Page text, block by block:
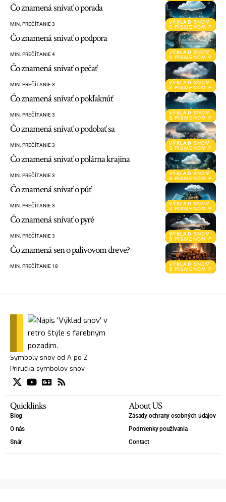
VÝKLAD SNOV
S PÍSMENOM P
Čo znamená snívať o porada
MIN. PREČÍTANIE 3
VÝKLAD SNOV
S PÍSMENOM P
Čo znamená snívať o podpora
MIN. PREČÍTANIE 4
VÝKLAD SNOV
S PÍSMENOM P
Čo znamená snívať o pečať
MIN. PREČÍTANIE 3
VÝKLAD SNOV
S PÍSMENOM P
Čo znamená snívať o pokľaknúť
MIN. PREČÍTANIE 3
VÝKLAD SNOV
S PÍSMENOM P
Čo znamená snívať o podobať sa
MIN. PREČÍTANIE 3
VÝKLAD SNOV
S PÍSMENOM P
Čo znamená snívať o polárna krajina
MIN. PREČÍTANIE 3
VÝKLAD SNOV
S PÍSMENOM P
Čo znamená snívať o púť
MIN. PREČÍTANIE 3
VÝKLAD SNOV
S PÍSMENOM P
Čo znamená snívať o pyré
MIN. PREČÍTANIE 3
VÝKLAD SNOV
S PÍSMENOM P
Čo znamená sen o palivovom dreve?
MIN. PREČÍTANIE 18
Symboly snov od A po Z
Príručka symbolov snov
Quicklinks
Blog
O nás
Snár
About US
Zásady ochrany osobných údajov
Podmienky používania
Contact